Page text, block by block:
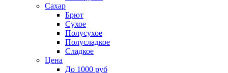
Сахар
Брют
Сухое
Полусухое
Полусладкое
Сладкое
Цена
До 1000 руб